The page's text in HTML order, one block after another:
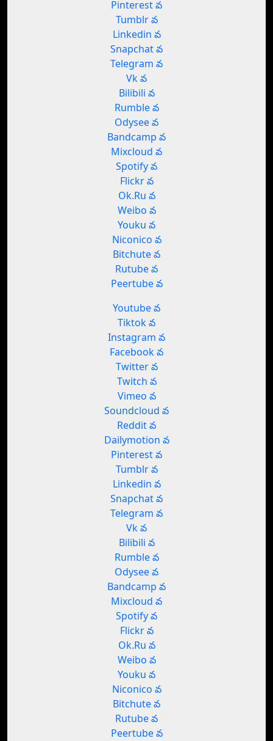
Pinterest వ
Tumblr వ
Linkedin వ
Snapchat వ
Telegram వ
Vk వ
Bilibili వ
Rumble వ
Odysee వ
Bandcamp వ
Mixcloud వ
Spotify వ
Flickr వ
Ok.Ru వ
Weibo వ
Youku వ
Niconico వ
Bitchute వ
Rutube వ
Peertube వ
Youtube వ
Tiktok వ
Instagram వ
Facebook వ
Twitter వ
Twitch వ
Vimeo వ
Soundcloud వ
Reddit వ
Dailymotion వ
Pinterest వ
Tumblr వ
Linkedin వ
Snapchat వ
Telegram వ
Vk వ
Bilibili వ
Rumble వ
Odysee వ
Bandcamp వ
Mixcloud వ
Spotify వ
Flickr వ
Ok.Ru వ
Weibo వ
Youku వ
Niconico వ
Bitchute వ
Rutube వ
Peertube వ